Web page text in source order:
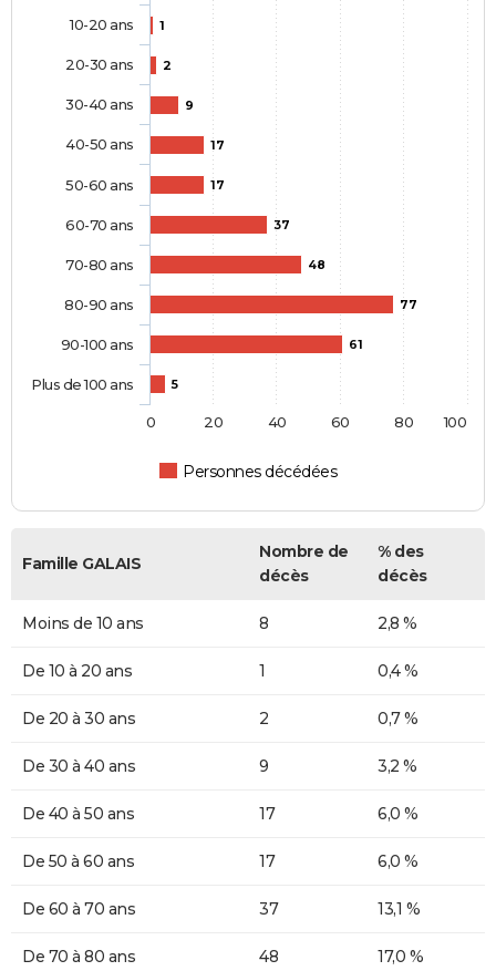
1
2
9
17
17
37
48
77
61
5
Personnes décédées
10-20 ans
20-30 ans
30-40 ans
40-50 ans
50-60 ans
60-70 ans
70-80 ans
80-90 ans
90-100 ans
Plus de 100 ans
0 20 40 60 80 100
Famille GALAIS
Nombre de
décès
% des
décès
Moins de 10 ans 8 2,8 %
De 10 à 20 ans 1 0,4 %
De 20 à 30 ans 2 0,7 %
De 30 à 40 ans 9 3,2 %
De 40 à 50 ans 17 6,0 %
De 50 à 60 ans 17 6,0 %
De 60 à 70 ans 37 13,1 %
De 70 à 80 ans 48 17,0 %